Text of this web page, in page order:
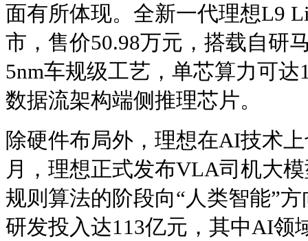
面有所体现。全新一代理想L9
市，售价50.98万元，搭载自
5nm车规级工艺，单芯算力可达
数据流架构端侧推理芯片。
除硬件布局外，理想在AI技术
月，理想正式发布VLA司机大
规则算法的阶段向“人类智能”
研发投入达113亿元，其中AI领